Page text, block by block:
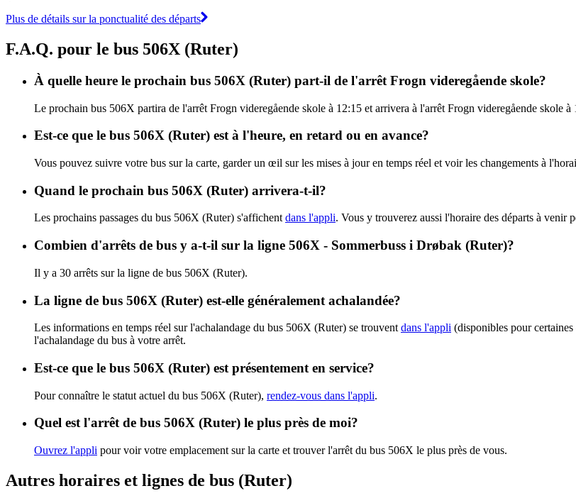
Plus de détails sur la ponctualité des départs
F.A.Q. pour le bus 506X (Ruter)
À quelle heure le prochain bus 506X (Ruter) part-il de l'arrêt Frogn videregående skole?
Le prochain bus 506X partira de l'arrêt Frogn videregående skole à 12:15 et arrivera à l'arrêt Frogn videregående skole
Est-ce que le bus 506X (Ruter) est à l'heure, en retard ou en avance?
Vous pouvez suivre votre bus sur la carte, garder un œil sur les mises à jour en temps réel et voir les changements à
Quand le prochain bus 506X (Ruter) arrivera-t-il?
Les prochains passages du bus 506X (Ruter) s'affichent dans l'appli. Vous y trouverez aussi l'horaire des départs à venir
Combien d'arrêts de bus y a-t-il sur la ligne 506X - Sommerbuss i Drøbak (Ruter)?
Il y a 30 arrêts sur la ligne de bus 506X (Ruter).
La ligne de bus 506X (Ruter) est-elle généralement achalandée?
Les informations en temps réel sur l'achalandage du bus 506X (Ruter) se trouvent dans l'appli (disponibles pour
l'achalandage du bus à votre arrêt.
Est-ce que le bus 506X (Ruter) est présentement en service?
Pour connaître le statut actuel du bus 506X (Ruter), rendez-vous dans l'appli.
Quel est l'arrêt de bus 506X (Ruter) le plus près de moi?
Ouvrez l'appli pour voir votre emplacement sur la carte et trouver l'arrêt du bus 506X le plus près de vous.
Autres horaires et lignes de bus (Ruter)